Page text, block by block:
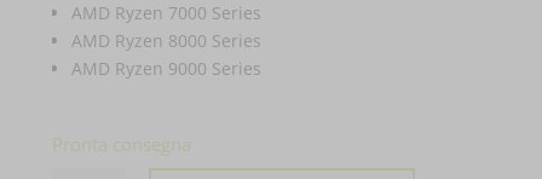
AMD Ryzen 7000 Series
AMD Ryzen 8000 Series
AMD Ryzen 9000 Series
Pronta consegna